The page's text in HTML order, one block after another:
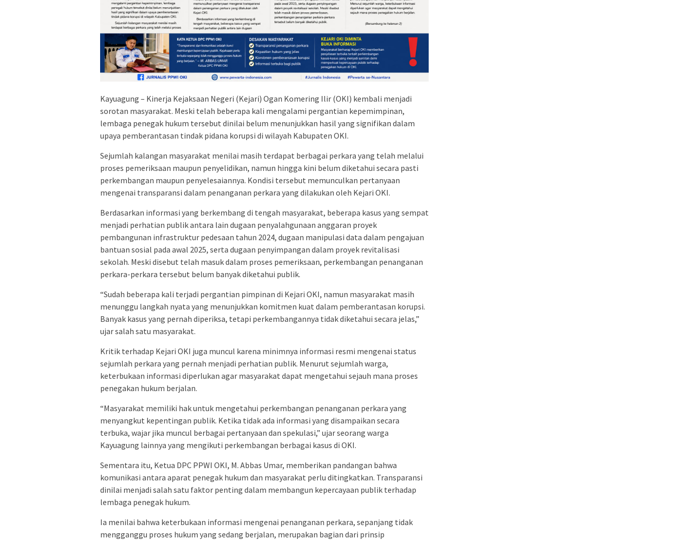
Kayuagung – Kinerja Kejaksaan Negeri (Kejari) Ogan Komering Ilir (OKI) kembali menjadi
sorotan masyarakat. Meski telah beberapa kali mengalami pergantian kepemimpinan,
lembaga penegak hukum tersebut dinilai belum menunjukkan hasil yang signifikan dalam
upaya pemberantasan tindak pidana korupsi di wilayah Kabupaten OKI.
Sejumlah kalangan masyarakat menilai masih terdapat berbagai perkara yang telah melalui
proses pemeriksaan maupun penyelidikan, namun hingga kini belum diketahui secara pasti
perkembangan maupun penyelesaiannya. Kondisi tersebut memunculkan pertanyaan
mengenai transparansi dalam penanganan perkara yang dilakukan oleh Kejari OKI.
Berdasarkan informasi yang berkembang di tengah masyarakat, beberapa kasus yang sempat
menjadi perhatian publik antara lain dugaan penyalahgunaan anggaran proyek
pembangunan infrastruktur pedesaan tahun 2024, dugaan manipulasi data dalam pengajuan
bantuan sosial pada awal 2025, serta dugaan penyimpangan dalam proyek revitalisasi
sekolah. Meski disebut telah masuk dalam proses pemeriksaan, perkembangan penanganan
perkara-perkara tersebut belum banyak diketahui publik.
“Sudah beberapa kali terjadi pergantian pimpinan di Kejari OKI, namun masyarakat masih
menunggu langkah nyata yang menunjukkan komitmen kuat dalam pemberantasan korupsi.
Banyak kasus yang pernah diperiksa, tetapi perkembangannya tidak diketahui secara jelas,”
ujar salah satu masyarakat.
Kritik terhadap Kejari OKI juga muncul karena minimnya informasi resmi mengenai status
sejumlah perkara yang pernah menjadi perhatian publik. Menurut sejumlah warga,
keterbukaan informasi diperlukan agar masyarakat dapat mengetahui sejauh mana proses
penegakan hukum berjalan.
“Masyarakat memiliki hak untuk mengetahui perkembangan penanganan perkara yang
menyangkut kepentingan publik. Ketika tidak ada informasi yang disampaikan secara
terbuka, wajar jika muncul berbagai pertanyaan dan spekulasi,” ujar seorang warga
Kayuagung lainnya yang mengikuti perkembangan berbagai kasus di OKI.
Sementara itu, Ketua DPC PPWI OKI, M. Abbas Umar, memberikan pandangan bahwa
komunikasi antara aparat penegak hukum dan masyarakat perlu ditingkatkan. Transparansi
dinilai menjadi salah satu faktor penting dalam membangun kepercayaan publik terhadap
lembaga penegak hukum.
Ia menilai bahwa keterbukaan informasi mengenai penanganan perkara, sepanjang tidak
mengganggu proses hukum yang sedang berjalan, merupakan bagian dari prinsip